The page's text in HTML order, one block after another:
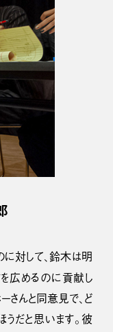
に対して、鈴木は明
広めるのに貢献し
さんと同意見で、ど
だと思います。彼